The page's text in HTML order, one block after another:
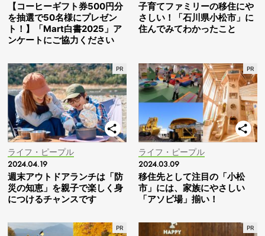
【コーヒーギフト券500円分
を抽選で50名様にプレゼン
ト！】「Mart白書2025」ア
ンケートにご協力ください
子育てファミリーの移住にや
さしい！「石川県小松市」に
住んでみてわかったこと
ライフ・ピープル
2024.04.19
週末アウトドアランチは「防
災の知恵」を親子で楽しく身
につけるチャンスです
ライフ・ピープル
2024.03.09
移住先として注目の「小松
市」には、家族にやさしい
「アソビ場」揃い！